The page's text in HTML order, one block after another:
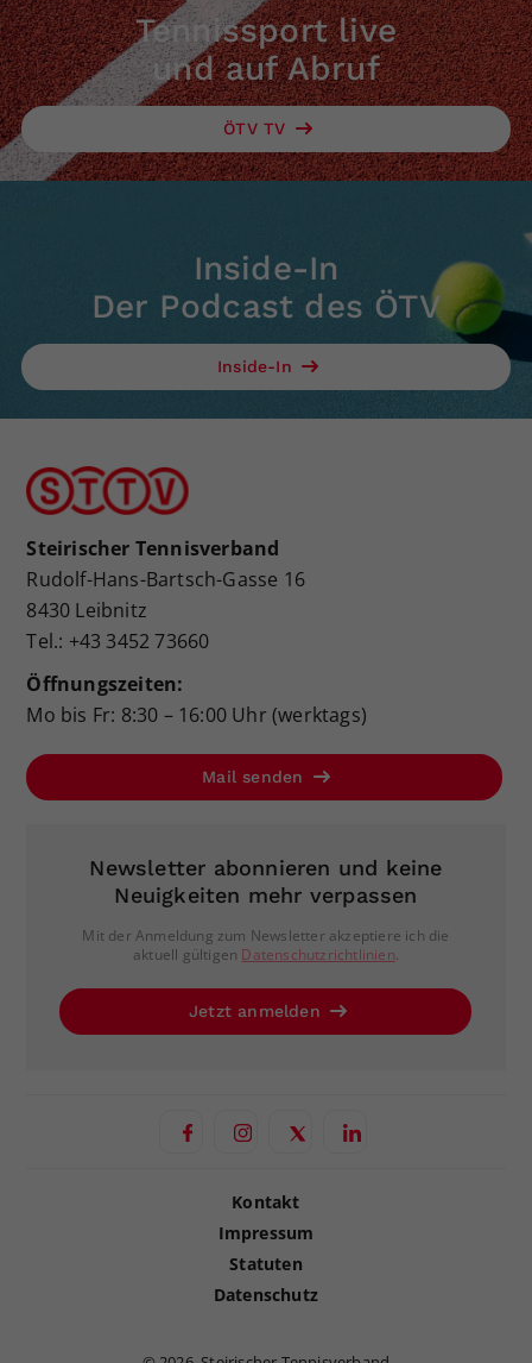
Tennissport live
und auf Abruf
ÖTV TV
Inside-In
Der Podcast des ÖTV
Inside-In
Steirischer Tennisverband
Rudolf-Hans-Bartsch-Gasse 16
8430 Leibnitz
Tel.: +43 3452 73660
Öffnungszeiten:
Mo bis Fr: 8:30 – 16:00 Uhr (werktags)
Mail senden
Newsletter abonnieren und keine
Neuigkeiten mehr verpassen
Mit der Anmeldung zum Newsletter akzeptiere ich die
aktuell gültigen Datenschutzrichtlinien.
Jetzt anmelden
Kontakt
Impressum
Statuten
Datenschutz